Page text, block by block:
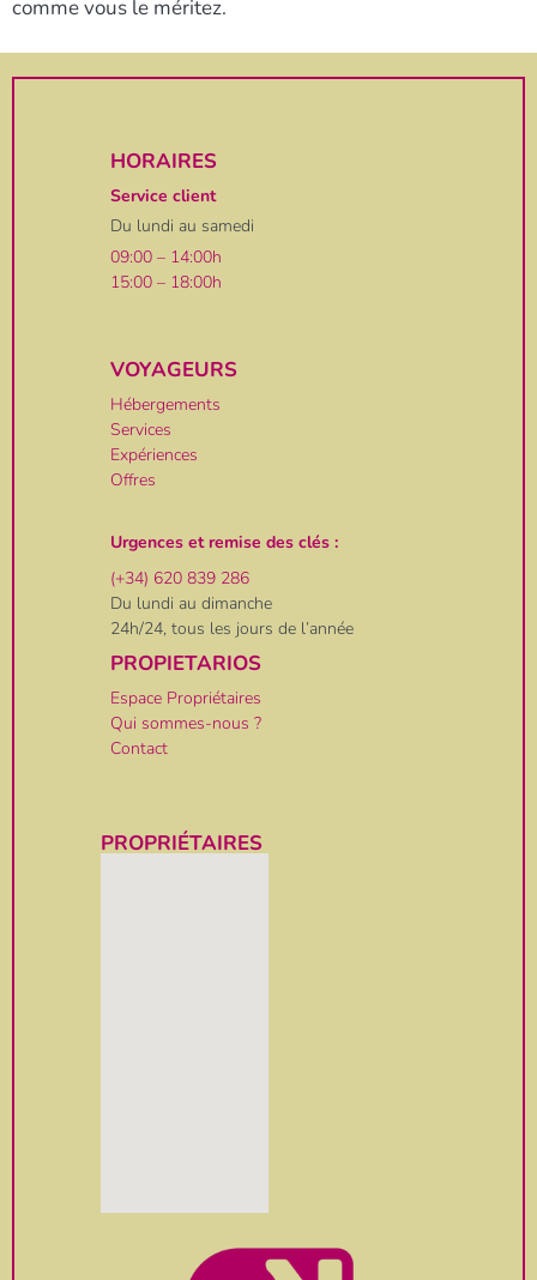
comme vous le méritez.
HORAIRES
Service client
Du lundi au samedi
09:00 – 14:00h
15:00 – 18:00h
VOYAGEURS
Hébergements
Services
Expériences
Offres
Urgences et remise des clés :
(+34) 620 839 286
Du lundi au dimanche
24h/24, tous les jours de l’année
PROPIETARIOS
Espace Propriétaires
Qui sommes-nous ?
Contact
PROPRIÉTAIRES